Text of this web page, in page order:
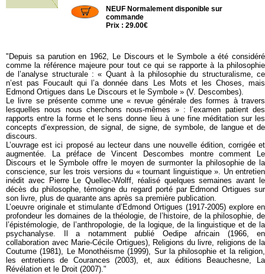
NEUF Normalement disponible sur
commande
Prix : 29.00€
"Depuis sa parution en 1962, Le Discours et le Symbole a été considéré
comme la référence majeure pour tout ce qui se rapporte à la philosophie
de l’analyse structurale : « Quant à la philosophie du structuralisme, ce
n’est pas Foucault qui l’a donnée dans Les Mots et les Choses, mais
Edmond Ortigues dans Le Discours et le Symbole » (V. Descombes).
Le livre se présente comme une « revue générale des formes à travers
lesquelles nous nous cherchons nous-mêmes » : l’examen patient des
rapports entre la forme et le sens donne lieu à une fine méditation sur les
concepts d’expression, de signal, de signe, de symbole, de langue et de
discours.
L’ouvrage est ici proposé au lecteur dans une nouvelle édition, corrigée et
augmentée. La préface de Vincent Descombes montre comment Le
Discours et le Symbole offre le moyen de surmonter la philosophie de la
conscience, sur les trois versions du « tournant linguistique ». Un entretien
inédit avec Pierre Le Quellec-Wolff, réalisé quelques semaines avant le
décès du philosophe, témoigne du regard porté par Edmond Ortigues sur
son livre, plus de quarante ans après sa première publication.
L’oeuvre originale et stimulante d’Edmond Ortigues (1917-2005) explore en
profondeur les domaines de la théologie, de l’histoire, de la philosophie, de
l’épistémologie, de l’anthropologie, de la logique, de la linguistique et de la
psychanalyse. Il a notamment publié Oedipe africain (1966, en
collaboration avec Marie-Cécile Ortigues), Religions du livre, religions de la
Coutume (1981), Le Monothéisme (1999), Sur la philosophie et la religion,
les entretiens de Courances (2003), et, aux éditions Beauchesne, La
Révélation et le Droit (2007)."